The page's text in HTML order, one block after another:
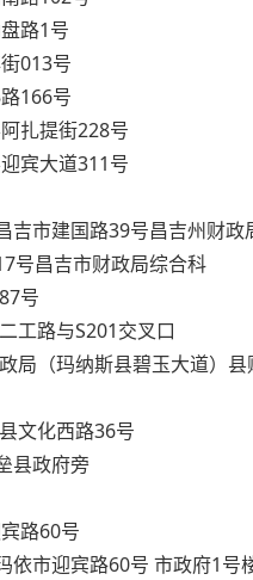
路1号
013号
166号
扎提街228号
宾大道311号
吉市建国路39号昌吉州财政
号昌吉市财政局综合科
号
工路与S201交叉口
局（玛纳斯县碧玉大道）
文化西路36号
县政府旁
路60号
依市迎宾路60号 市政府1号